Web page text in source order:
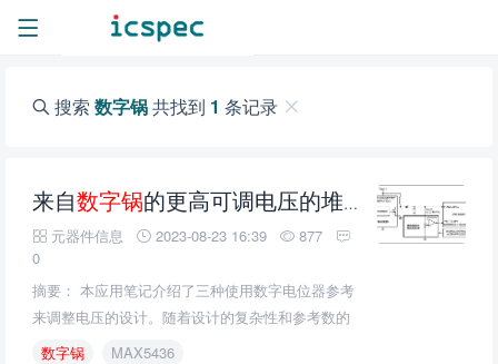
搜索 数字锅共找到 1 条记录
来自数字锅的更高可调电压的堆栈参考
元器件信息 2023-08-23 16:39
877
0
摘要： 本应用笔记介绍了三种使用数字电位器参考
来调整电压的设计。随着设计的复杂性和参考数的
增加，电压可以调整得更高。以MAX5436系列数字
数字锅 MAX5436